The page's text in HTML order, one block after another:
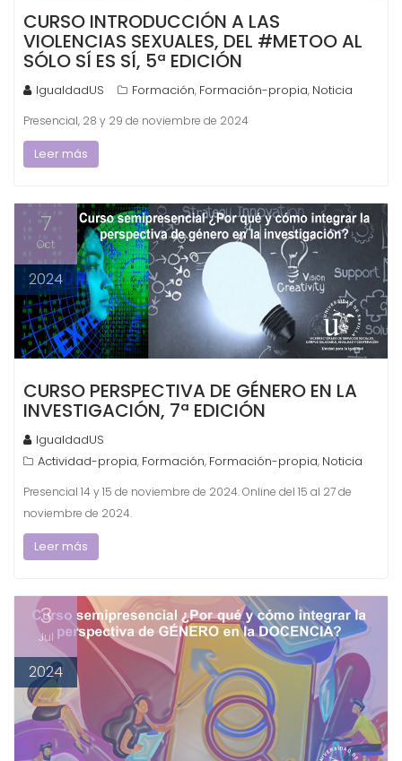
CURSO INTRODUCCIÓN A LAS
VIOLENCIAS SEXUALES, DEL #METOO AL
SÓLO SÍ ES SÍ, 5ª EDICIÓN
IgualdadUS Formación, Formación-propia, Noticia
Presencial, 28 y 29 de noviembre de 2024
Leer más
7
Oct
2024
CURSO PERSPECTIVA DE GÉNERO EN LA
INVESTIGACIÓN, 7ª EDICIÓN
IgualdadUS
Actividad-propia, Formación, Formación-propia, Noticia
Presencial 14 y 15 de noviembre de 2024. Online del 15 al 27 de
noviembre de 2024.
Leer más
3
Jul
2024